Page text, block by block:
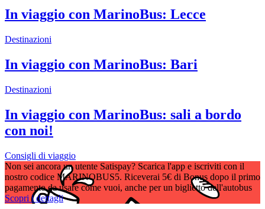
In viaggio con MarinoBus: Lecce
Destinazioni
In viaggio con MarinoBus: Bari
Destinazioni
In viaggio con MarinoBus: sali a bordo
con noi!
Consigli di viaggio
Non sei ancora un utente Satispay? Scarica l'app e iscriviti con il
nostro codice MARINOBUS5. Riceverai 5€ di Bonus dopo il primo
pagamento da usare come vuoi, anche per un biglietto dell'autobus
Scopri i dettagli